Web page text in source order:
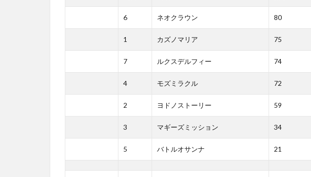
6 ネオクラウン 80
1 カズノマリア 75
7 ルクスデルフィー 74
4 モズミラクル 72
2 ヨドノストーリー 59
3 マギーズミッション 34
5 バトルオサンナ 21